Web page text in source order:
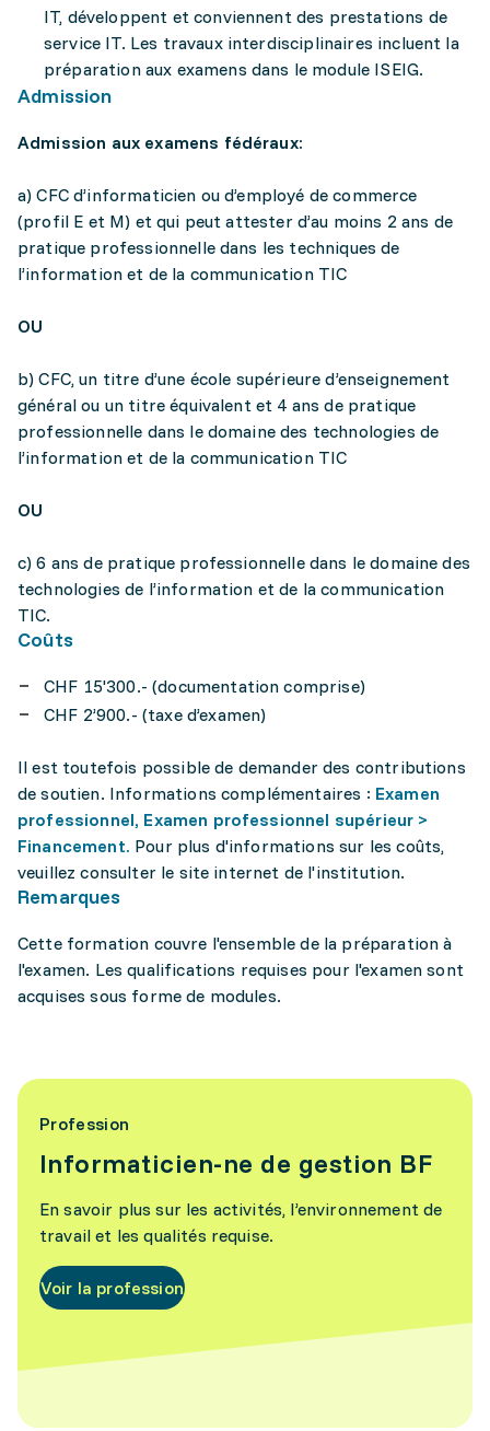
IT, développent et conviennent des prestations de
service IT. Les travaux interdisciplinaires incluent la
préparation aux examens dans le module ISEIG.
Admission
Admission aux examens fédéraux:
a) CFC d’informaticien ou d’employé de commerce
(profil E et M) et qui peut attester d’au moins 2 ans de
pratique professionnelle dans les techniques de
l’information et de la communication TIC
OU
b) CFC, un titre d’une école supérieure d’enseignement
général ou un titre équivalent et 4 ans de pratique
professionnelle dans le domaine des technologies de
l’information et de la communication TIC
OU
c) 6 ans de pratique professionnelle dans le domaine des
technologies de l’information et de la communication
TIC.
Coûts
CHF 15'300.- (documentation comprise)
CHF 2’900.- (taxe d’examen)
Il est toutefois possible de demander des contributions
de soutien. Informations complémentaires : Examen
professionnel, Examen professionnel supérieur >
Financement. Pour plus d'informations sur les coûts,
veuillez consulter le site internet de l'institution.
Remarques
Cette formation couvre l'ensemble de la préparation à
l'examen. Les qualifications requises pour l'examen sont
acquises sous forme de modules.
Profession
Informaticien-ne de gestion BF
En savoir plus sur les activités, l’environnement de
travail et les qualités requise.
Voir la profession